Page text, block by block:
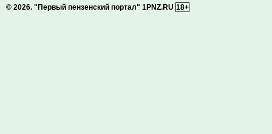
© 2026. "Первый пензенский портал" 1PNZ.RU 18+